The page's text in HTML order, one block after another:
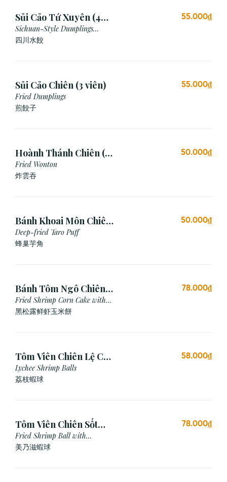
Sủi Cảo Tứ Xuyên (4
viên)
Sichuan-Style Dumplings
(Spicy)
四川水餃
55.000₫
Sủi Cảo Chiên (3 viên)
Fried Dumplings
煎餃子
55.000₫
Hoành Thánh Chiên (3
viên)
Fried Wonton
炸雲吞
50.000₫
Bánh Khoai Môn Chiên
Xù (3 viên)
Deep-fried Taro Puff
蜂巢芋角
50.000₫
Bánh Tôm Ngô Chiên
Nấm Truffle (3 viên)
Fried Shrimp Corn Cake with
Truffle
黑松露鲜虾玉米餅
78.000₫
Tôm Viên Chiên Lệ Chi
(3 viên)
Lychee Shrimp Balls
荔枝蝦球
58.000₫
Tôm Viên Chiên Sốt
Mayonnaise (3 viên)
Fried Shrimp Ball with
Mayonnaise Sauce
美乃滋蝦球
78.000₫